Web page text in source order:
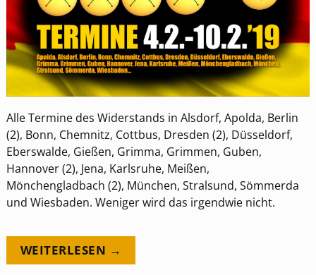
Alle Termine des Widerstands in Alsdorf, Apolda, Berlin
(2), Bonn, Chemnitz, Cottbus, Dresden (2), Düsseldorf,
Eberswalde, Gießen, Grimma, Grimmen, Guben,
Hannover (2), Jena, Karlsruhe, Meißen,
Mönchengladbach (2), München, Stralsund, Sömmerda
und Wiesbaden. Weniger wird das irgendwie nicht.
WEITERLESEN →